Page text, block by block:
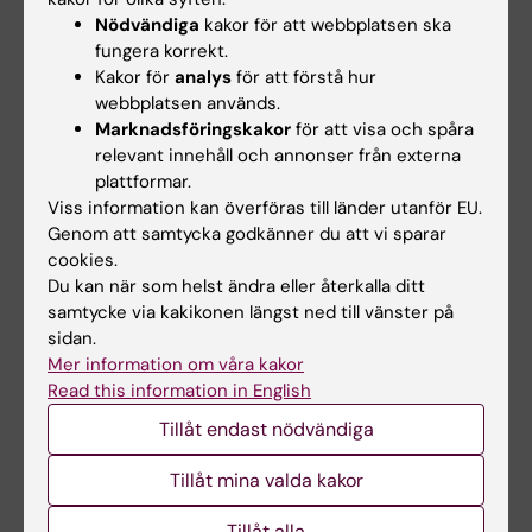
författande av vetenskapligt arbete
presentation och försvar av
examensarbete
opponering på annan students
examensarbete
Arbetsformer
Kursen använder arbetsformer som syftar till
aktivt kunskapssökande, kritisk reflektion och
problemlösning utifrån ett vetenskapligt
förhållningssätt. Arbetsformerna syftar till att
främja deltagarnas eget ansvar samt
självständiga kunskapsinhämtning i och
utanför klassrummet. I läraktiviteterna
integreras ett team-baserat lärande där
Nödvändiga kakor för att webbplatsen ska
fungera korrekt.
Kakor för analys för att förstå hur
webbplatsen används.
Marknadsföringskakor för att visa och spåra
relevant innehåll och annonser från externa
plattformar.
Viss information kan överföras till länder utanför EU.
Genom att samtycka godkänner du att vi sparar
cookies.
Du kan när som helst ändra eller återkalla ditt
samtycke via kakikonen längst ned till vänster på
sidan.
Mer information om våra kakor
Read this information in English
Tillåt endast nödvändiga
Tillåt mina valda kakor